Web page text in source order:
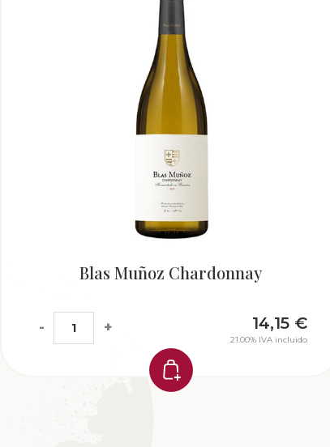
Blas Muñoz Chardonnay
14,15 €
21.00% IVA incluido
- +